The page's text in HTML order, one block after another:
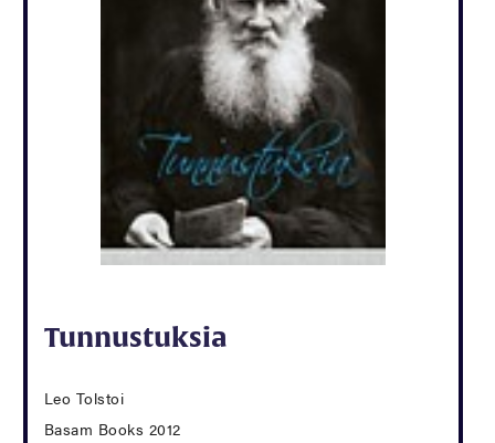
Tunnustuksia
Leo Tolstoi
Basam Books 2012